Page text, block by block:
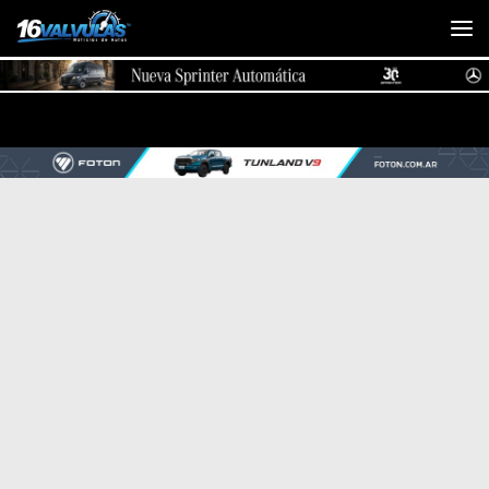
Saltar al contenido